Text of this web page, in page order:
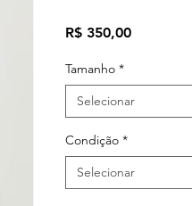
R$ 350,00Preço
Tamanho *
Selecionar
Condição *
Selecionar